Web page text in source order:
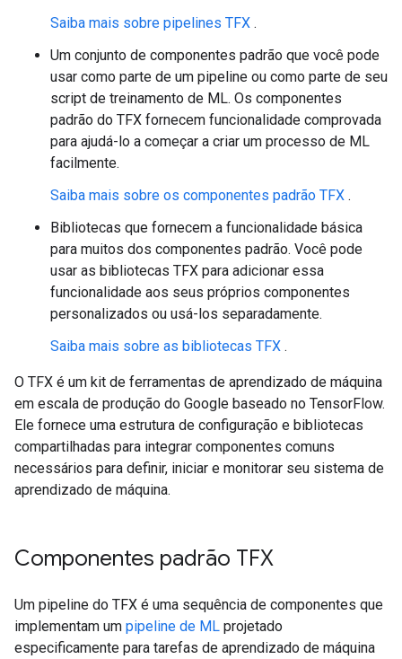
Saiba mais sobre pipelines TFX .
Um conjunto de componentes padrão que você pode
usar como parte de um pipeline ou como parte de seu
script de treinamento de ML. Os componentes
padrão do TFX fornecem funcionalidade comprovada
para ajudá-lo a começar a criar um processo de ML
facilmente.
Saiba mais sobre os componentes padrão TFX .
Bibliotecas que fornecem a funcionalidade básica
para muitos dos componentes padrão. Você pode
usar as bibliotecas TFX para adicionar essa
funcionalidade aos seus próprios componentes
personalizados ou usá-los separadamente.
Saiba mais sobre as bibliotecas TFX .
O TFX é um kit de ferramentas de aprendizado de máquina
em escala de produção do Google baseado no TensorFlow.
Ele fornece uma estrutura de configuração e bibliotecas
compartilhadas para integrar componentes comuns
necessários para definir, iniciar e monitorar seu sistema de
aprendizado de máquina.
Componentes padrão TFX
Um pipeline do TFX é uma sequência de componentes que
implementam um pipeline de ML projetado
especificamente para tarefas de aprendizado de máquina